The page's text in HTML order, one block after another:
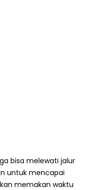
bisa melewati jalur
untuk mencapai
memakan waktu